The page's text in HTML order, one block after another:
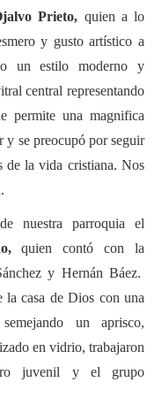
Prieto, quien a lo
y gusto artístico a
un estilo moderno y
central representando
permite una magnifica
y se preocupó por seguir
de la vida cristiana. Nos
nuestra parroquia el
quien contó con la
y Hernán Báez.
la casa de Dios con una
un aprisco,
en vidrio, trabajaron
juvenil y el grupo